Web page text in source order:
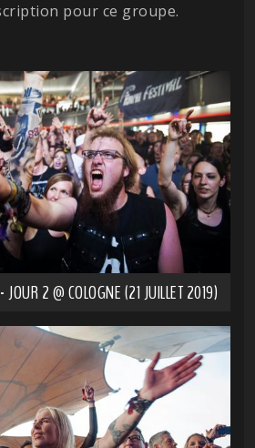
pour ce groupe.
2 @ COLOGNE (21 JUILLET 2019)